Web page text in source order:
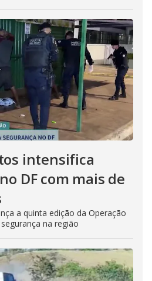
intensifica
DF com mais de
a quinta edição da Operação
na região